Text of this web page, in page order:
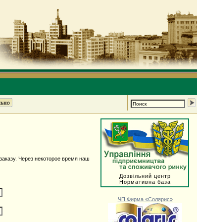
Через некоторое время наш
Дозвільний центр
Нормативна база
ЧП Фирма «Солярис»